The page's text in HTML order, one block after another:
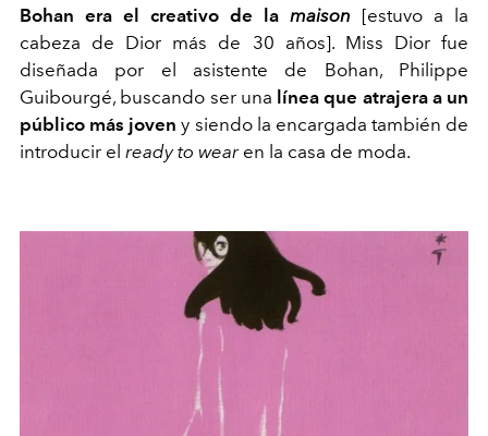
Bohan era el creativo de la maison [estuvo a la
cabeza de Dior más de 30 años]. Miss Dior fue
diseñada por el asistente de Bohan, Philippe
Guibourgé, buscando ser una línea que atrajera a un
público más joven y siendo la encargada también de
introducir el ready to wear en la casa de moda.